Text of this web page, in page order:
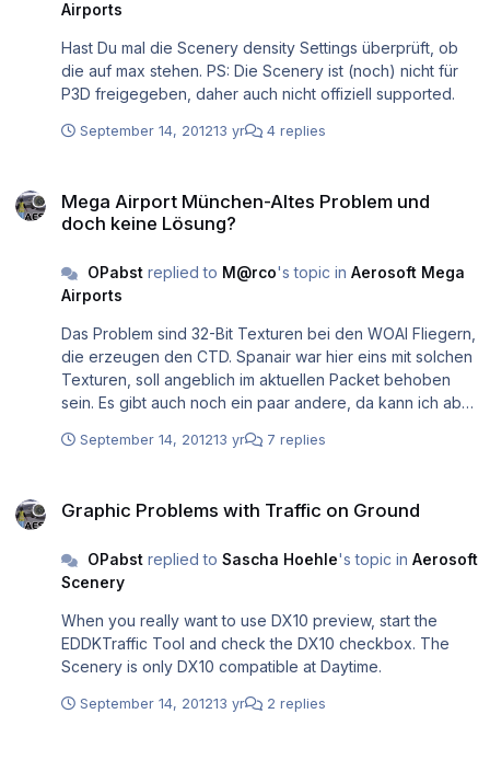
Airports
Hast Du mal die Scenery density Settings überprüft, ob
die auf max stehen. PS: Die Scenery ist (noch) nicht für
P3D freigegeben, daher auch nicht offiziell supported.
September 14, 201213 yr 4 replies
Mega Airport München-Altes Problem und
doch keine Lösung?
OPabstreplied to M@rco's topic in Aerosoft Mega
Airports
Das Problem sind 32-Bit Texturen bei den WOAI Fliegern,
die erzeugen den CTD. Spanair war hier eins mit solchen
Texturen, soll angeblich im aktuellen Packet behoben
sein. Es gibt auch noch ein paar andere, da kann ich aber
Texturen ins DXT3 Format mit zb. DXTBMP.
September 14, 201213 yr 7 replies
Graphic Problems with Traffic on Ground
OPabstreplied to Sascha Hoehle's topic in Aerosoft
Scenery
When you really want to use DX10 preview, start the
EDDKTraffic Tool and check the DX10 checkbox. The
Scenery is only DX10 compatible at Daytime.
September 14, 201213 yr 2 replies